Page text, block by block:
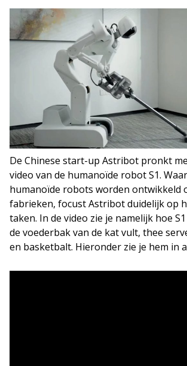
De Chinese start-up Astribot pronkt
video van de humanoïde robot S1.
humanoïde robots worden ontwikkeld
fabrieken, focust Astribot duidelijk op
taken. In de video zie je namelijk hoe
de voederbak van de kat vult, thee
en basketbalt. Hieronder zie je hem in